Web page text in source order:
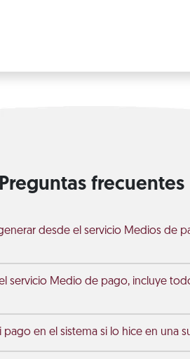
Preguntas frecuentes
desde el servicio Medios de
servicio Medio de pago, incluye
en el sistema si lo hice en una